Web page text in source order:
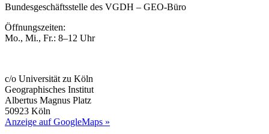
Bundesgeschäftsstelle des VGDH – GEO-Büro
Öffnungszeiten:
Mo., Mi., Fr.: 8–12 Uhr
c/o Universität zu Köln
Geographisches Institut
Albertus Magnus Platz
50923 Köln
Anzeige auf GoogleMaps »